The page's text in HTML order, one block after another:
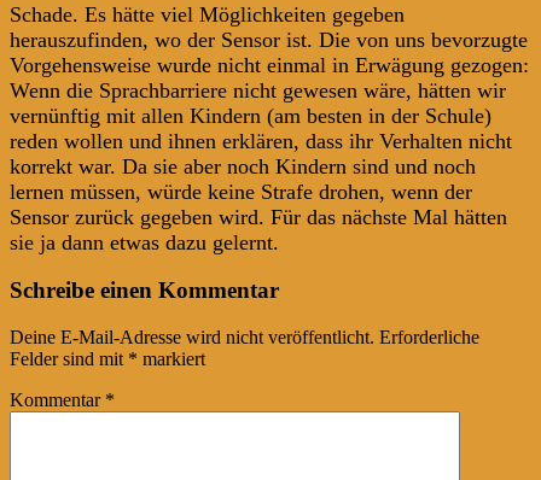
Schade. Es hätte viel Möglichkeiten gegeben
herauszufinden, wo der Sensor ist. Die von uns bevorzugte
Vorgehensweise wurde nicht einmal in Erwägung gezogen:
Wenn die Sprachbarriere nicht gewesen wäre, hätten wir
vernünftig mit allen Kindern (am besten in der Schule)
reden wollen und ihnen erklären, dass ihr Verhalten nicht
korrekt war. Da sie aber noch Kindern sind und noch
lernen müssen, würde keine Strafe drohen, wenn der
Sensor zurück gegeben wird. Für das nächste Mal hätten
sie ja dann etwas dazu gelernt.
Post
navigation
←
→
Schreibe einen Kommentar
Deine E-Mail-Adresse wird nicht veröffentlicht. Erforderliche
Felder sind mit * markiert
Kommentar *